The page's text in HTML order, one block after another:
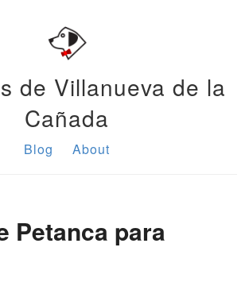
de Villanueva de la
Cañada
Blog About
Petanca para